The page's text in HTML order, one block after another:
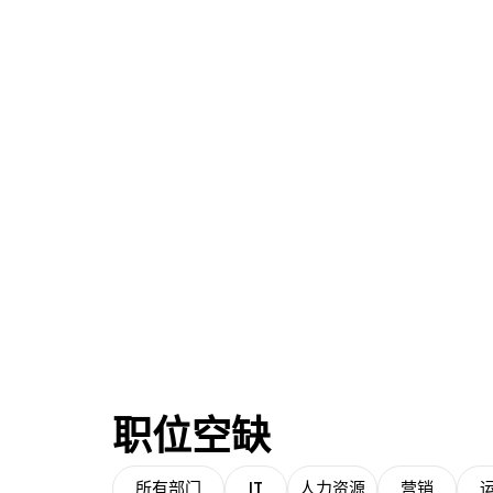
职位空缺
所有部门 IT 人力资源 营销